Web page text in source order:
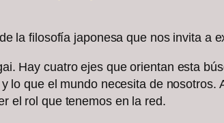
la filosofía japonesa que nos invita a
Hay cuatro ejes que orientan esta
lo que el mundo necesita de
el rol que tenemos en la red.